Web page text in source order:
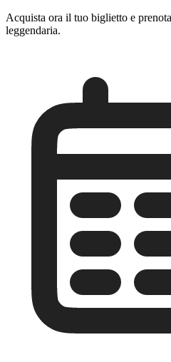
Acquista ora il tuo biglietto e
leggendaria.